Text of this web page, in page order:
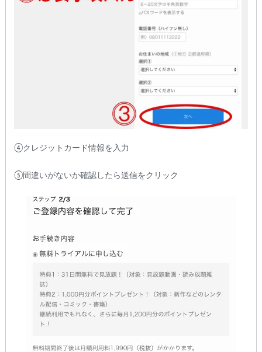
④クレジットカード情報を入力
⑤間違いがないか確認したら送信をクリック